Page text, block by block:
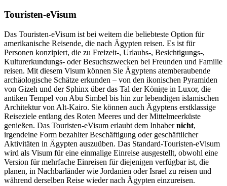
Touristen-eVisum
Das Touristen-eVisum ist bei weitem die beliebteste Option für
amerikanische Reisende, die nach Ägypten reisen. Es ist für
Personen konzipiert, die zu Freizeit-, Urlaubs-, Besichtigungs-,
Kulturerkundungs- oder Besuchszwecken bei Freunden und Familie
reisen. Mit diesem Visum können Sie Ägyptens atemberaubende
archäologische Schätze erkunden – von den ikonischen Pyramiden
von Gizeh und der Sphinx über das Tal der Könige in Luxor, die
antiken Tempel von Abu Simbel bis hin zur lebendigen islamischen
Architektur von Alt-Kairo. Sie können auch Ägyptens erstklassige
Reiseziele entlang des Roten Meeres und der Mittelmeerküste
genießen. Das Touristen-eVisum erlaubt dem Inhabernicht,
irgendeine Form bezahlter Beschäftigung oder geschäftlicher
Aktivitäten in Ägypten auszuüben. Das Standard-Touristen-eVisum
wird als Visum für eine einmalige Einreise ausgestellt, obwohl eine
Version für mehrfache Einreisen für diejenigen verfügbar ist, die
planen, in Nachbarländer wie Jordanien oder Israel zu reisen und
während derselben Reise wieder nach Ägypten einzureisen.